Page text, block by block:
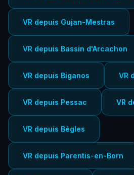
VR depuis Gujan-Mestras
VR depuis Bassin d'Arcachon
VR depuis Biganos VR
VR depuis Pessac VR
VR depuis Bègles
VR depuis Parentis-en-Born